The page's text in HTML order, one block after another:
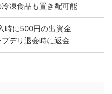
凍食品も置き配可能
時に500円の出資金
デリ退会時に返金